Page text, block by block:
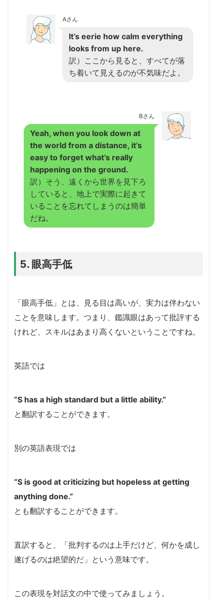
Aさん
It’s eerie how calm everything
looks from up here.
訳）ここから見ると、すべてが落
ち着いて見えるのが不気味だよ。
Bさん
Yeah, when you look down at
the world from a distance, it’s
easy to forget what’s really
happening on the ground.
訳）そう、遠くから世界を見下ろ
していると、地上で実際に起きて
いることを忘れてしまうのは簡単
だね。
5. 眼高手低
「眼高手低」とは、見る目は高いが、実力は伴わない
ことを意味します。つまり、鑑識眼はあって批評する
けれど、スキルはあまり高くないということですね。
英語では
”S has a high standard but a little ability.”
と翻訳することができます。
別の英語表現では
“S is good at criticizing but hopeless at getting
anything done.”
とも翻訳することができます。
直訳すると、「批判するのは上手だけど、何かを成し
遂げるのは絶望的だ」という意味です。
この表現を対話文の中で使ってみましょう。